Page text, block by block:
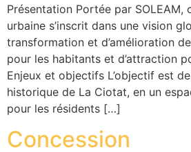
Présentation Portée par SOLEAM,
urbaine s’inscrit dans une vision
transformation et d’amélioration
pour les habitants et d’attraction
Enjeux et objectifs L’objectif est
historique de La Ciotat, en un
pour les résidents […]
Concession